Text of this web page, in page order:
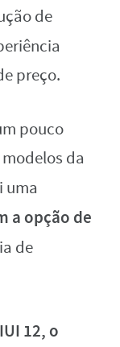
de
preço.
pouco
da
uma
a opção de
de
12, o